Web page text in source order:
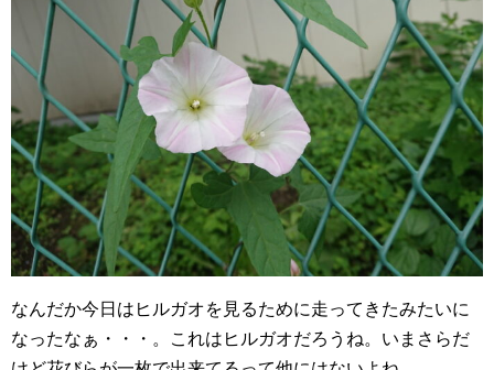
なんだか今日はヒルガオを見るために走ってきたみたいに
なったなぁ・・・。これはヒルガオだろうね。いまさらだ